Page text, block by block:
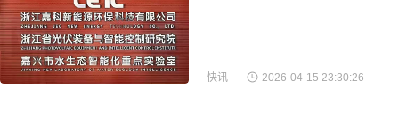
快讯 2026-04-15 23:30:26